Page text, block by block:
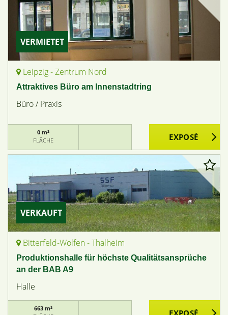
VERMIETET
Leipzig - Zentrum Nord
Attraktives Büro am Innenstadtring
Büro / Praxis
0 m²
FLÄCHE
VERKAUFT
Bitterfeld-Wolfen - Thalheim
Produktionshalle für höchste Qualitätsansprüche
an der BAB A9
Halle
663 m²